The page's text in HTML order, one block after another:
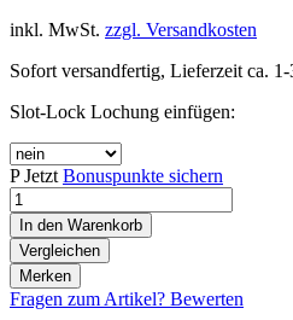
inkl. MwSt. zzgl. Versandkosten
Sofort versandfertig, Lieferzeit ca.
Slot-Lock Lochung einfügen:
P Jetzt Bonuspunkte sichern
In den Warenkorb
Vergleichen
Merken
Fragen zum Artikel? Bewerten